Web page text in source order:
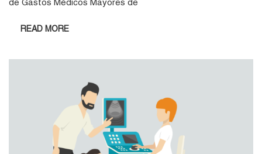
de Gastos Médicos Mayores de
READ MORE